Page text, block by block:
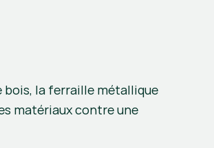
bois, la ferraille métallique
matériaux contre une